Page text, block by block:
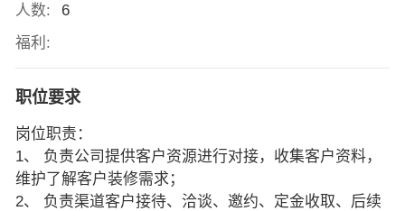
人数:
6
福利:
职位要求
岗位职责：
1、 负责公司提供客户资源进行对接，收集客户资料，
维护了解客户装修需求；
2、 负责渠道客户接待、洽谈、邀约、定金收取、后续